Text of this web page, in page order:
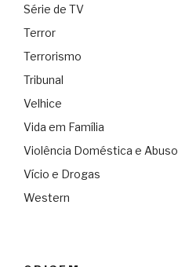
Série de TV
Terror
Terrorismo
Tribunal
Velhice
Vida em Família
Violência Doméstica e Abuso
Vício e Drogas
Western